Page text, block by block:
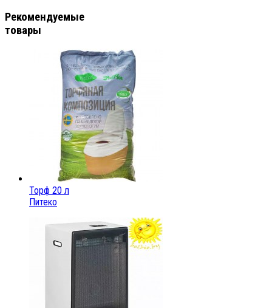
Рекомендуемые
товары
Торф 20 л
Питеко